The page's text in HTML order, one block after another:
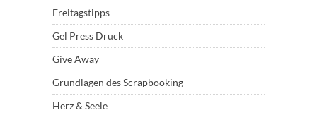
Freitagstipps
Gel Press Druck
Give Away
Grundlagen des Scrapbooking
Herz & Seele